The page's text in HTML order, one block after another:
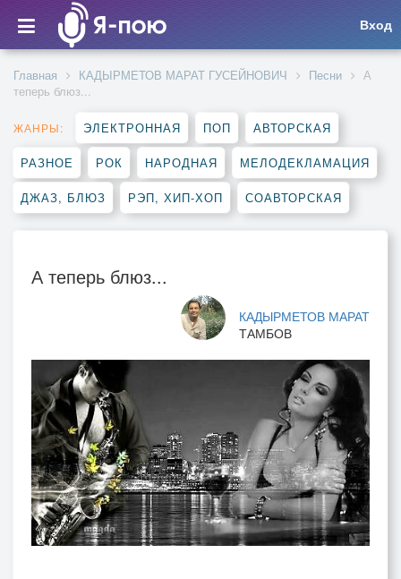
Вход
Главная КАДЫРМЕТОВ МАРАТ ГУСЕЙНОВИЧ Песни
А
теперь блюз...
ЖАНРЫ: ЭЛЕКТРОННАЯ ПОП АВТОРСКАЯ
РАЗНОЕ РОК НАРОДНАЯ МЕЛОДЕКЛАМАЦИЯ
ДЖАЗ, БЛЮЗ РЭП, ХИП-ХОП СОАВТОРСКАЯ
А теперь блюз...
КАДЫРМЕТОВ МАРАТ
ТАМБОВ